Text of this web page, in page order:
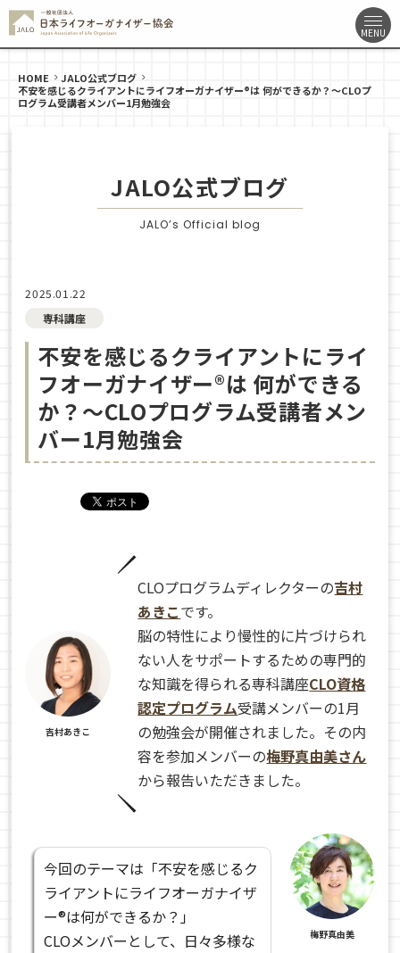
HOME
JALO公式ブログ
不安を感じるクライアントにライフオーガナイザー®は 何ができるか？〜CLOプ
ログラム受講者メンバー1月勉強会
JALO公式ブログ
JALO’s Official blog
2025.01.22
専科講座
不安を感じるクライアントにライ
フオーガナイザー®は 何ができる
か？〜CLOプログラム受講者メン
バー1月勉強会
吉村あきこ
CLOプログラムディレクターの吉村
あきこです。
脳の特性により慢性的に片づけられ
ない人をサポートするための専門的
な知識を得られる専科講座CLO資格
認定プログラム受講メンバーの1月
の勉強会が開催されました。その内
容を参加メンバーの梅野真由美さん
から報告いただきました。
今回のテーマは「不安を感じるク
ライアントにライフオーガナイザ
ー®は何ができるか？」
CLOメンバーとして、日々多様な
梅野真由美